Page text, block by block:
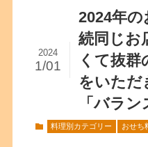
2024年
続同じお
くて抜群
をいただ
「バラン
2024
1/01
料理別カテゴリー おせち